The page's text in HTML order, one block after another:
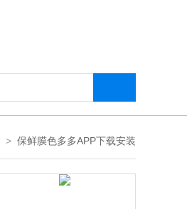
> 保鲜膜色多多APP下载安装